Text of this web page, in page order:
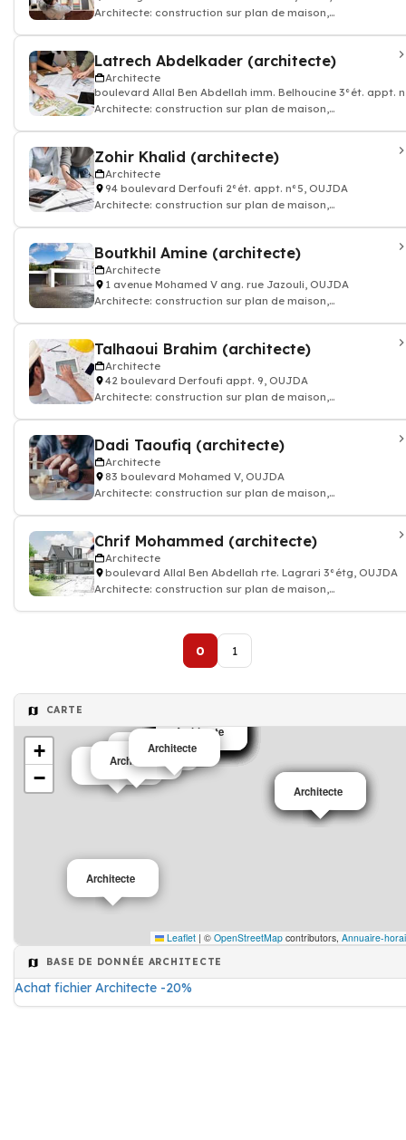
Architecte: construction sur plan de maison,
Latrech Abdelkader (architecte)
Architecte
boulevard Allal Ben Abdellah imm. Belhoucine 3°ét. appt.
Architecte: construction sur plan de maison,
Zohir Khalid (architecte)
Architecte
94 boulevard Derfoufi 2°ét. appt. n°5, OUJDA
Architecte: construction sur plan de maison,
Boutkhil Amine (architecte)
Architecte
1 avenue Mohamed V ang. rue Jazouli, OUJDA
Architecte: construction sur plan de maison,
Talhaoui Brahim (architecte)
Architecte
42 boulevard Derfoufi appt. 9, OUJDA
Architecte: construction sur plan de maison,
Dadi Taoufiq (architecte)
Architecte
83 boulevard Mohamed V, OUJDA
Architecte: construction sur plan de maison,
Chrif Mohammed (architecte)
Architecte
boulevard Allal Ben Abdellah rte. Lagrari 3°étg, OUJDA
Architecte: construction sur plan de maison,
0 1
CARTE
Architecte
Architecte
Architecte
Architecte
Architecte
Architecte
Architecte
Architecte
Architecte
Architecte
Architecte
Architecte
Architecte
Architecte
Architecte
Architecte
Architecte
Architecte
Architecte
Architecte
+
−
Leaflet | © OpenStreetMap contributors, Annuaire-
BASE DE DONNÉE ARCHITECTE
Achat fichier Architecte -20%